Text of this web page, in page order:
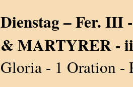
Dienstag – Fer.
& MARTYRER -
Gloria - 1 Oration -